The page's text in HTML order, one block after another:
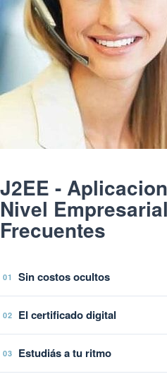
J2EE -
Nivel
Frecuentes
01 Sin costos ocultos
02 El certificado digital
03 Estudiás a tu ritmo